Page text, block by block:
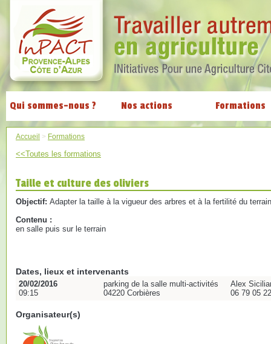
Qui sommes-nous ? Nos actions Formations
Accueil > Formations
<<Toutes les formations
Taille et culture des oliviers
Objectif: Adapter la taille à la vigueur des arbres et à la fertilité du terrain
Contenu :
en salle puis sur le terrain
Dates, lieux et intervenants
20/02/2016
09:15
parking de la salle multi-activités
04220 Corbières
Alex
06 79 05
Organisateur(s)